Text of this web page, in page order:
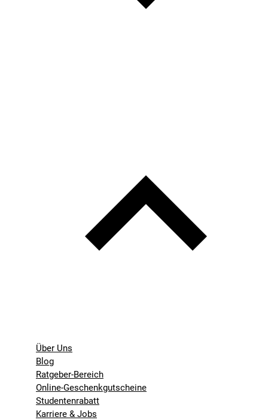
Über Uns
Blog
Ratgeber-Bereich
Online-Geschenkgutscheine
Studentenrabatt
Karriere & Jobs